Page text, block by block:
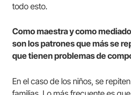
todo esto.
Como maestra y como
son los patrones que más se
que tienen problemas de
En el caso de los niños, se